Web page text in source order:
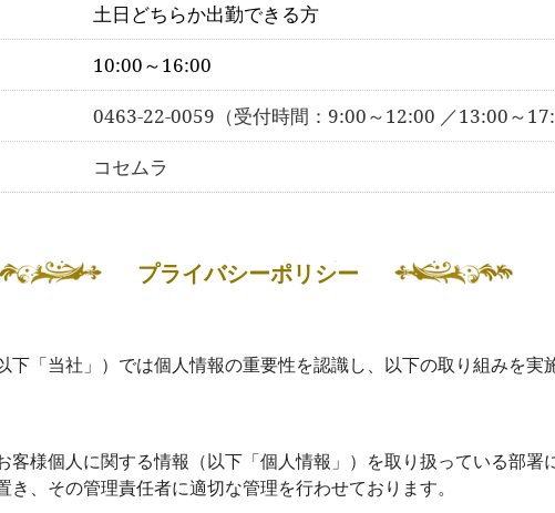
土日どちらか出勤できる方
10:00～16:00
0463-22-0059（受付時間：9:00～12:00 ／13:00～
コセムラ
プライバシーポリシー
下「当社」）では個人情報の重要性を認識し、以下の取り組みを実
客様個人に関する情報（以下「個人情報」）を取り扱っている部署
き、その管理責任者に適切な管理を行わせております。